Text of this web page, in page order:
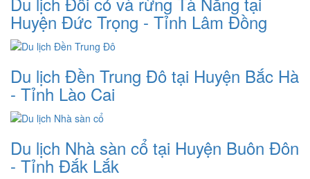
Huyện Đức Trọng - Tỉnh Lâm Đồng
Du lịch Đền Trung Đô tại Huyện Bắc Hà
- Tỉnh Lào Cai
Du lịch Nhà sàn cổ tại Huyện Buôn Đôn
- Tỉnh Đắk Lắk